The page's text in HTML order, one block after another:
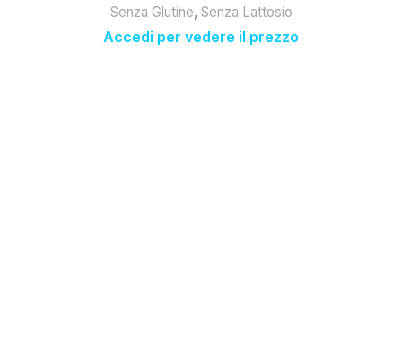
Senza Glutine, Senza Lattosio
Accedi per vedere il prezzo